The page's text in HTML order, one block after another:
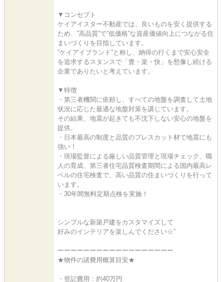
▼コンセプト
ケイアイスター不動産では、良いものを安く提供する
ため、”高品質”で”低価格”な資産価値向上につながる住
まいづくりを目指しています。
”ケイアイブランド”と称し、納得の行くまで安心安全
を追求するスタンスで「豊・楽・快」を想像し続ける
企業でありたいと考えています。
▼特徴
・第三者機関に依頼し、すべての地盤を調査して土地
状況に応じた最適な地盤対策を講じています。
その結果、地震が起きても不沈下しない安心の地盤を
提供。
・日本最高の制度と品質のプレスカット材で地震にも
強い！
・現場監督による厳しい品質管理と現場チェック、職
人の育成、第三者住宅品質検査期間による国内最高レ
ベルの住宅検査で、高い品質の住まいづくりを行って
います。
・30年間無料定期点検を実施！
シンプルな新築戸建をカスタマイズして
好みのインテリアを楽しんでください☆”
ーーーーーーーーーーーーーーーーーー
★物件の諸費用概算目安★
・登記費用：約40万円